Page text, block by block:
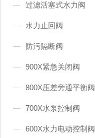
过滤活塞式水力阀
水力止回阀
防污隔断阀
900X紧急关闭阀
800X压差旁通平衡阀
700X水泵控制阀
600X水力电动控制阀